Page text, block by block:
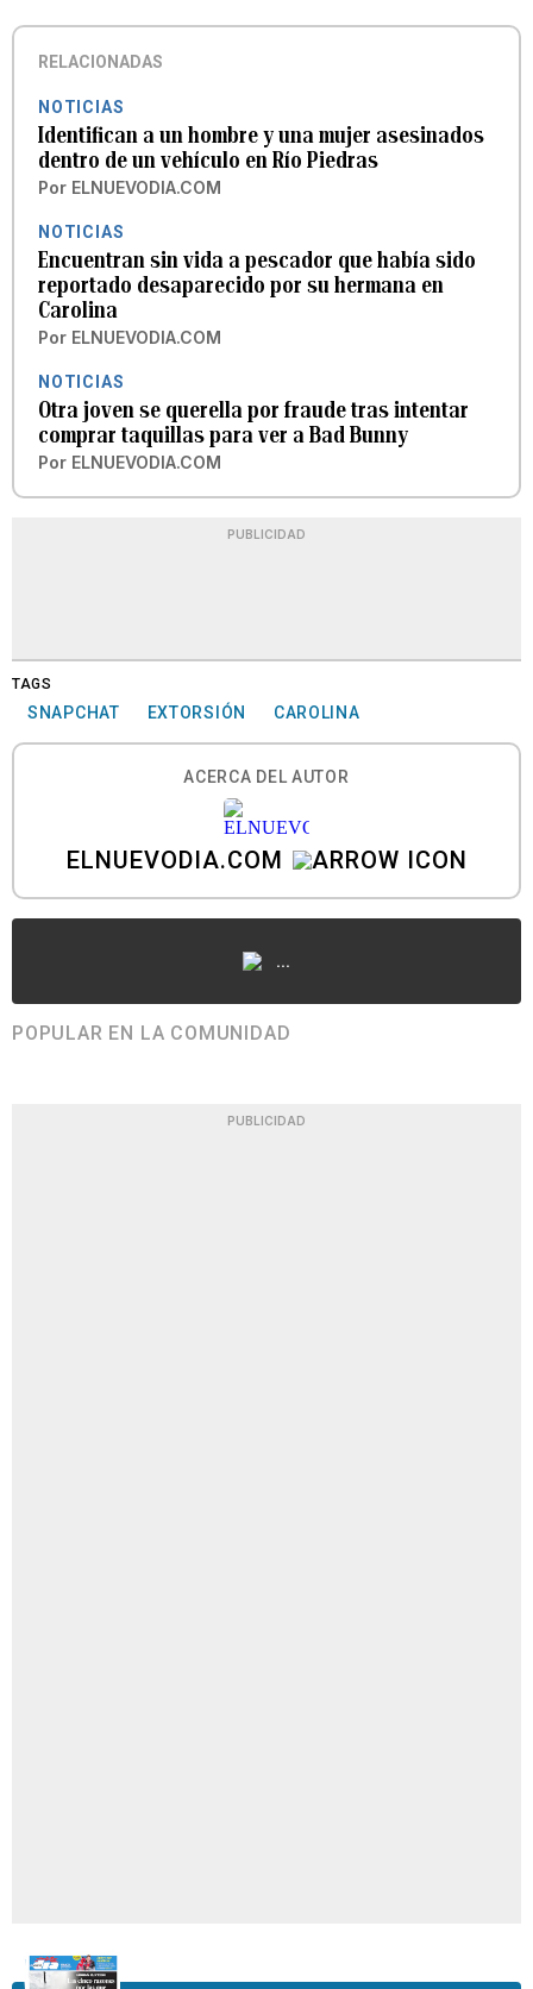
RELACIONADAS
NOTICIAS
Identifican a un hombre y una mujer asesinados
dentro de un vehículo en Río Piedras
Por ELNUEVODIA.COM
NOTICIAS
Encuentran sin vida a pescador que había sido
reportado desaparecido por su hermana en
Carolina
Por ELNUEVODIA.COM
NOTICIAS
Otra joven se querella por fraude tras intentar
comprar taquillas para ver a Bad Bunny
Por ELNUEVODIA.COM
PUBLICIDAD
TAGS
SNAPCHAT EXTORSIÓN CAROLINA
ACERCA DEL AUTOR
ELNUEVODIA.COM
...
POPULAR EN LA COMUNIDAD
PUBLICIDAD